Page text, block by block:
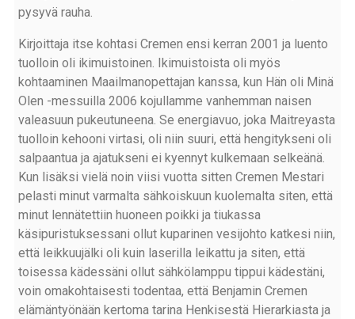
pysyvä rauha.
Kirjoittaja itse kohtasi Cremen ensi kerran 2001 ja luento
tuolloin oli ikimuistoinen. Ikimuistoista oli myös
kohtaaminen Maailmanopettajan kanssa, kun Hän oli Minä
Olen -messuilla 2006 kojullamme vanhemman naisen
valeasuun pukeutuneena. Se energiavuo, joka Maitreyasta
tuolloin kehooni virtasi, oli niin suuri, että hengitykseni oli
salpaantua ja ajatukseni ei kyennyt kulkemaan selkeänä.
Kun lisäksi vielä noin viisi vuotta sitten Cremen Mestari
pelasti minut varmalta sähkoiskuun kuolemalta siten, että
minut lennätettiin huoneen poikki ja tiukassa
käsipuristuksessani ollut kuparinen vesijohto katkesi niin,
että leikkuujälki oli kuin laserilla leikattu ja siten, että
toisessa kädessäni ollut sähkölamppu tippui kädestäni,
voin omakohtaisesti todentaa, että Benjamin Cremen
elämäntyönään kertoma tarina Henkisestä Hierarkiasta ja